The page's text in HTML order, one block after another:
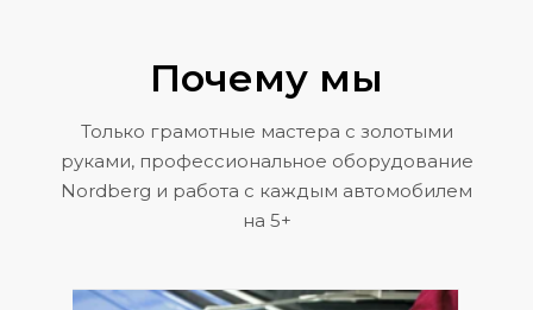
Почему мы
Только грамотные мастера с золотыми
руками, профессиональное оборудование
Nordberg и работа с каждым автомобилем
на 5+